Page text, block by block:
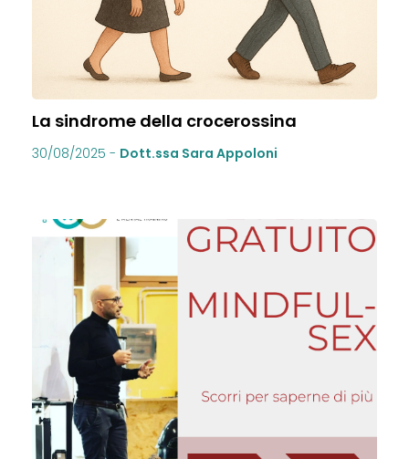
La sindrome della crocerossina
30/08/2025 - Dott.ssa Sara Appoloni